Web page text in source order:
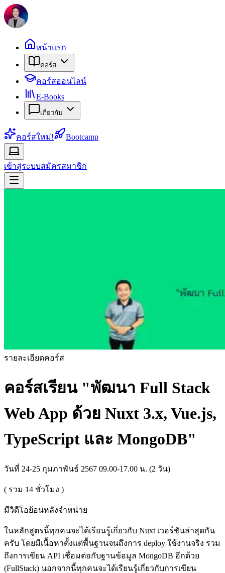
หน้าแรก
คอร์ส
คอร์สออนไลน์
E-Books
เกี่ยวกับ
คอร์สใหม่! Bootcamp
เข้าสู่ระบบสมัครสมาชิก
รายละเอียดคอร์ส
คอร์สเรียน "พัฒนา Full Stack
Web App ด้วย Nuxt 3.x, Vue.js,
TypeScript และ MongoDB"
วันที่ 24-25 กุมภาพันธ์ 2567 09.00-17.00 น. (2 วัน)
( รวม 14 ชั่วโมง )
มีวิดีโอย้อนหลังจำหน่าย
ในหลักสูตรนี้ทุกคนจะได้เรียนรู้เกี่ยวกับ Nuxt เวอร์ชันล่าสุดกัน
ครับ โดยมีเนื้อหาตั้งแต่พื้นฐานจนถึงการ deploy ใช้งานจริง รวม
ถึงการเขียน API เชื่อมต่อกับฐานข้อมูล MongoDB อีกด้วย
(FullStack) นอกจากนี้ทุกคนจะได้เรียนรู้เกี่ยวกับการเขียน